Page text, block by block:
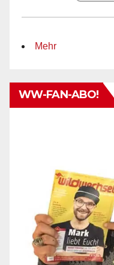
Mehr
WW-FAN-ABO!